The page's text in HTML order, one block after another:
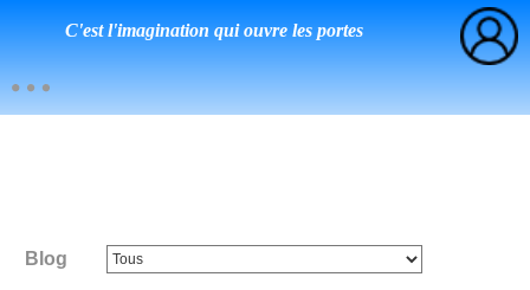
C'est l'imagination qui ouvre les portes
Blog